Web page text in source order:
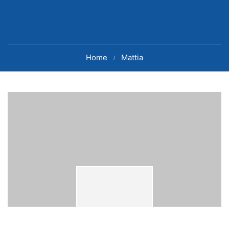
Home Mattia